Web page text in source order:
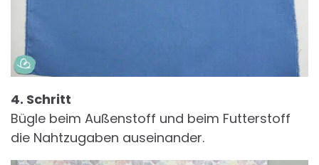
4. Schritt
Bügle beim Außenstoff und beim Futterstoff
die Nahtzugaben auseinander.